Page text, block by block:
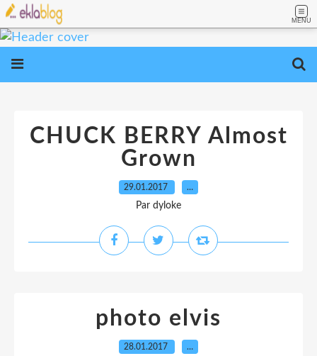
MENU
CHUCK BERRY Almost
Grown
29.01.2017 …
Par dyloke
photo elvis
28.01.2017 …